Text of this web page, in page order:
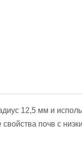
12,5 мм и
почв с